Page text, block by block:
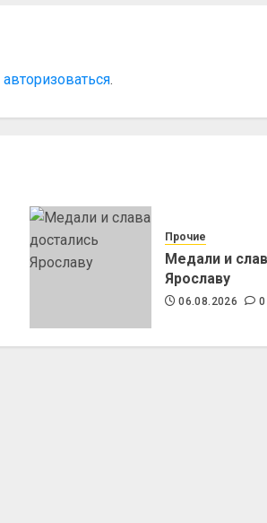
авторизоваться.
Прочие
Медали и
Ярославу
06.08.2026 0